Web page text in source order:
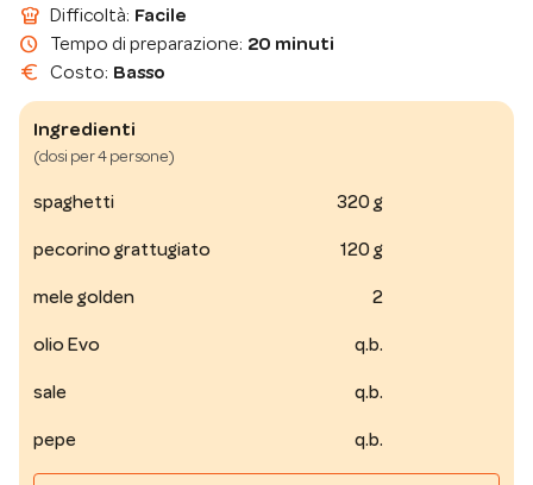
chef_hat Difficoltà: Facile
schedule Tempo di preparazione: 20 minuti
euro Costo: Basso
Ingredienti
(dosi per 4 persone)
spaghetti
320 g
pecorino grattugiato
120 g
mele golden
2
olio Evo
q.b.
sale
q.b.
pepe
q.b.